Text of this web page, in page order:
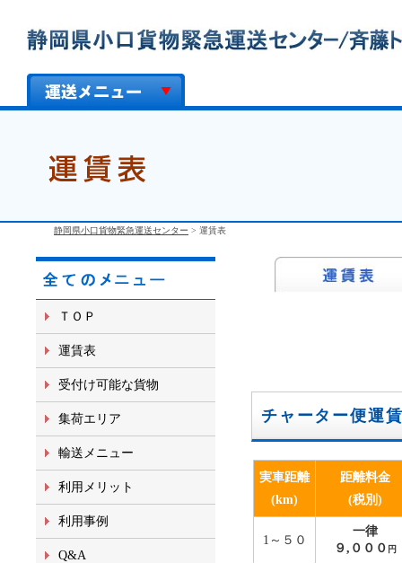
静岡県小口貨物緊急運送センター > 運賃表
ＴＯＰ
運賃表
受付け可能な貨物
集荷エリア
輸送メニュー
利用メリット
利用事例
Q&A
チャーター便運
実車距離
(km)
距離料金
(税別)
1～５０
一律
９,０００ 円